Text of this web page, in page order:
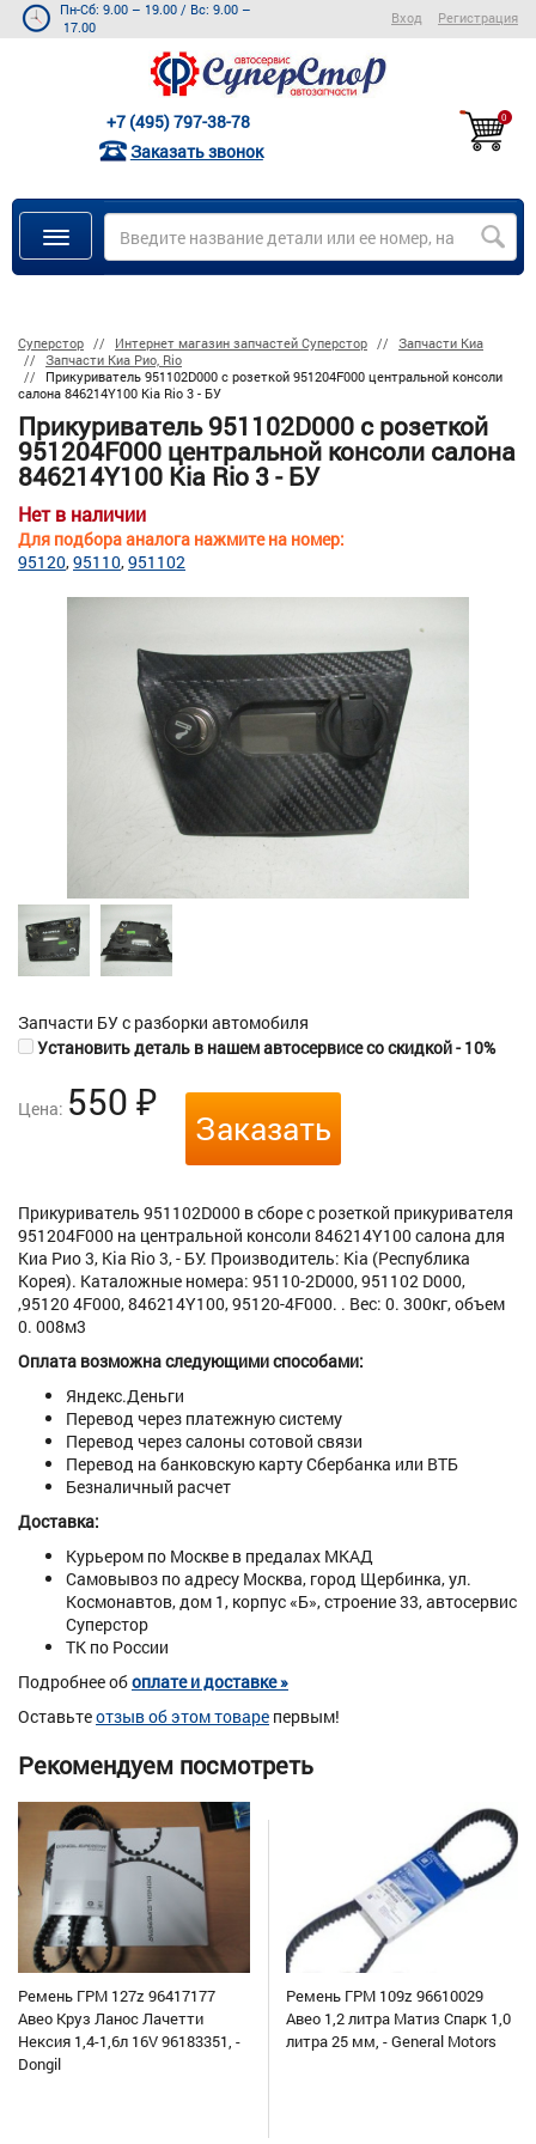
Пн-Сб: 9.00 – 19.00 / Вс: 9.00 –
17.00
Вход Регистрация
+7 (495) 797-38-78
Заказать звонок
0
Суперстор Интернет магазин запчастей Суперстор
Запчасти Киа
Запчасти Киа Рио, Rio
Прикуриватель 951102D000 с розеткой 951204F000 центральной консоли
салона 846214Y100 Kia Rio 3 - БУ
Прикуриватель 951102D000 с розеткой
951204F000 центральной консоли салона
846214Y100 Kia Rio 3 - БУ
Нет в наличии
Для подбора аналога нажмите на номер:
95120 95110 951102
Запчасти БУ с разборки автомобиля
Установить деталь в нашем автосервисе со скидкой - 10%
Цена: 550 ₽
Заказать
Прикуриватель 951102D000 в сборе с розеткой прикуривателя
951204F000 на центральной консоли 846214Y100 салона для
Киа Рио 3, Kia Rio 3, - БУ. Производитель: Kia (Республика
Корея). Каталожные номера: 95110-2D000, 951102 D000,
,95120 4F000, 846214Y100, 95120-4F000. . Вес: 0. 300кг, объем
0. 008м3
Оплата возможна следующими способами:
Яндекс.Деньги
Перевод через платежную систему
Перевод через салоны сотовой связи
Перевод на банковскую карту Сбербанка или ВТБ
Безналичный расчет
Доставка:
Курьером по Москве в предалах МКАД
Самовывоз по адресу Москва, город Щербинка, ул.
Космонавтов, дом 1, корпус «Б», строение 33, автосервис
Суперстор
ТК по России
Подробнее обоплате и доставке »
Оставьтеотзыв об этом товаре первым!
Рекомендуем посмотреть
Ремень ГРМ 127z 96417177
Авео Круз Ланос Лачетти
Нексия 1,4-1,6л 16V 96183351, -
Dongil
Ремень ГРМ 109z 96610029
Авео 1,2 литра Матиз Спарк 1,0
литра 25 мм, - General Motors